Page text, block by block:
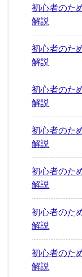
初心者のた
解説
初心者のた
解説
初心者のた
解説
初心者のた
解説
初心者のた
解説
初心者のた
解説
初心者のた
解説